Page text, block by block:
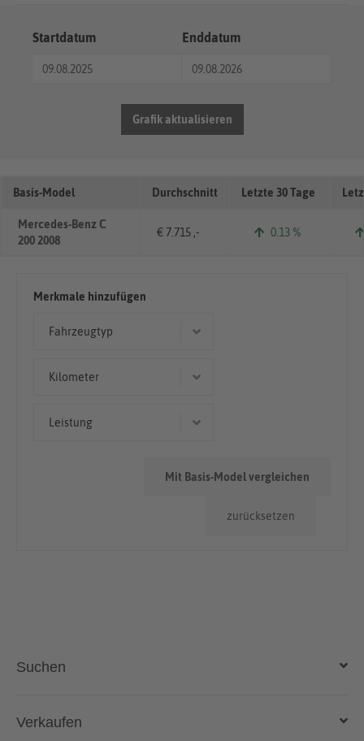
Startdatum Enddatum
Grafik aktualisieren
Basis-Model Durchschnitt Letzte 30 Tage
Mercedes-Benz C
200 2008
€ 7.715 ,- 0.13 %
Merkmale hinzufügen
Fahrzeugtyp
Limousine
Kilometer
Leistung
zurücksetzen
Mit Basis-Model vergleichen
Suchen
Auto kaufen
Verkaufen